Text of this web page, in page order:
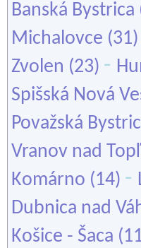
Banská Bystrica
Michalovce (31)
Zvolen (23) -
Spišská Nová
Považská
Vranov nad
Komárno (14) -
Dubnica nad
Košice - Šaca